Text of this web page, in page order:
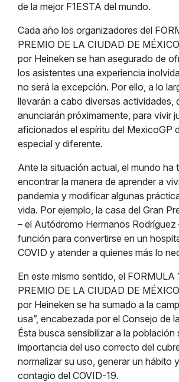
de la mejor F1ESTA del mundo.
Cada año los organizadores del
PREMIO DE LA CIUDAD DE
por Heineken se han asegurado de
los asistentes una experiencia
no será la excepción. Por ello, a lo
llevarán a cabo diversas actividades,
anunciarán próximamente, para vivir
aficionados el espíritu del MexicoGP
especial y diferente.
Ante la situación actual, el mundo ha
encontrar la manera de aprender a
pandemia y modificar algunas
vida. Por ejemplo, la casa del Gran
– el Autódromo Hermanos Rodríguez
función para convertirse en un
COVID y atender a quienes más lo
En este mismo sentido, el FORMULA
PREMIO DE LA CIUDAD DE
por Heineken se ha sumado a la
usa”, encabezada por el Consejo de
Ésta busca sensibilizar a la población
importancia del uso correcto del
normalizar su uso, generar un hábito
contagio del COVID-19.